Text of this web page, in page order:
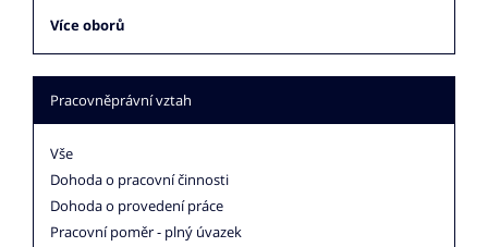
Více oborů
Pracovněprávní vztah
Vše
Dohoda o pracovní činnosti
Dohoda o provedení práce
Pracovní poměr - plný úvazek